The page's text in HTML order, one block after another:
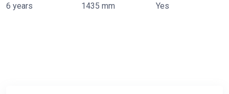
6 years 1435 mm Yes